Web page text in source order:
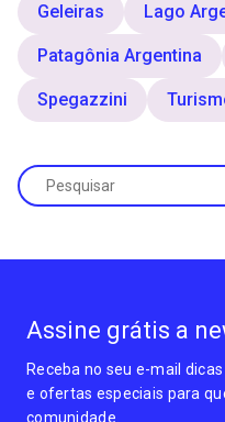
Geleiras Lago
Patagônia Argentina
Spegazzini
Assine grátis a
Receba no seu e-mail
e ofertas especiais para
comunidade.